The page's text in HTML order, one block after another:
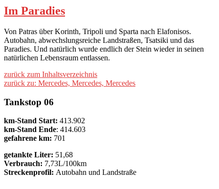
Im Paradies
Von Patras über Korinth, Tripoli und Sparta nach Elafonisos.
Autobahn, abwechslungsreiche Landstraßen, Tsatsiki und das
Paradies. Und natürlich wurde endlich der Stein wieder in seinen
natürlichen Lebensraum entlassen.
zurück zum Inhaltsverzeichnis
zurück zu: Mercedes, Mercedes, Mercedes
Tankstop 06
km-Stand Start: 413.902
km-Stand Ende: 414.603
gefahrene km: 701
getankte Liter: 51,68
Verbrauch: 7,73L/100km
Streckenprofil: Autobahn und Landstraße